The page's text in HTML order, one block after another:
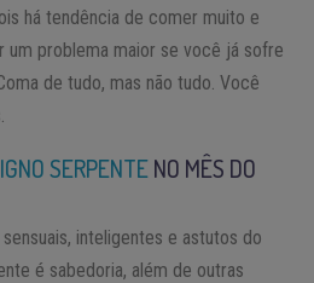
há tendência de comer muito e
um problema maior se você já sofre
de tudo, mas não tudo. Você
SERPENTENO MÊS DO
inteligentes e astutos do
é sabedoria, além de outras